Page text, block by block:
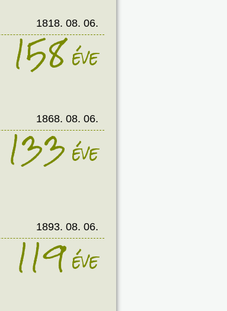
1818. 08. 06.
158éve
1868. 08. 06.
133éve
1893. 08. 06.
119éve